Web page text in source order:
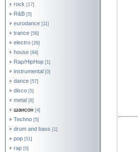
rock [17]
R&B [5]
eurodance [11]
trance [56]
electro [29]
house [84]
Rap/HipHop [1]
instrumental [0]
dance [57]
disco [5]
metal [8]
шансон [4]
Techno [5]
drum and bass [1]
pop [51]
rap [0]